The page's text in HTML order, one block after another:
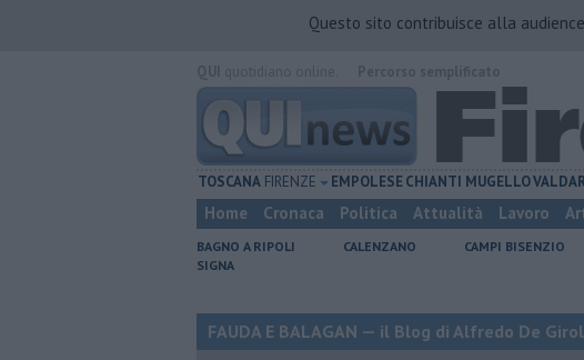
Questo sito contribuisce alla
TOSCANA FIRENZE EMPOLESECHIANTI MUGELLO
Home Cronaca Politica Attualità Lavoro
BAGNO A RIPOLI CALENZANO CAMPI BISENZIO
SIGNA
FAUDA E BALAGAN — il Blog di Alfredo De